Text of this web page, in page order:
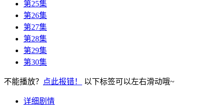
第25集
第26集
第27集
第28集
第29集
第30集
不能播放？ 点此报错！ 以下标签可以左右滑动哦~
详细剧情